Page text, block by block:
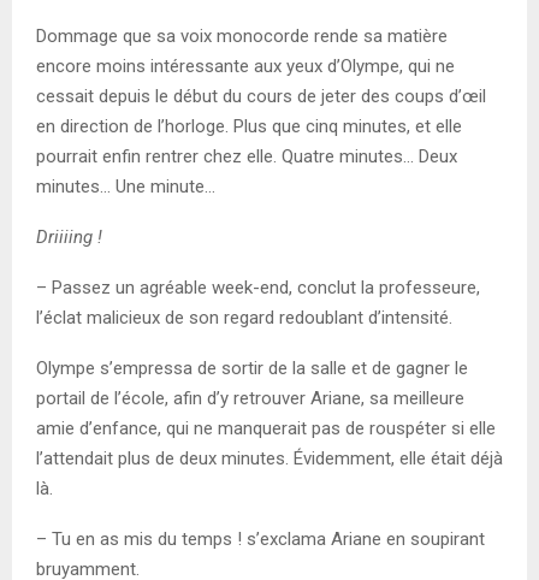
Dommage que sa voix monocorde rende sa matière
encore moins intéressante aux yeux d’Olympe, qui ne
cessait depuis le début du cours de jeter des coups d’œil
en direction de l’horloge. Plus que cinq minutes, et elle
pourrait enfin rentrer chez elle. Quatre minutes… Deux
minutes… Une minute…
Driiiing !
– Passez un agréable week-end, conclut la professeure,
l’éclat malicieux de son regard redoublant d’intensité.
Olympe s’empressa de sortir de la salle et de gagner le
portail de l’école, afin d’y retrouver Ariane, sa meilleure
amie d’enfance, qui ne manquerait pas de rouspéter si elle
l’attendait plus de deux minutes. Évidemment, elle était déjà
là.
– Tu en as mis du temps ! s’exclama Ariane en soupirant
bruyamment.